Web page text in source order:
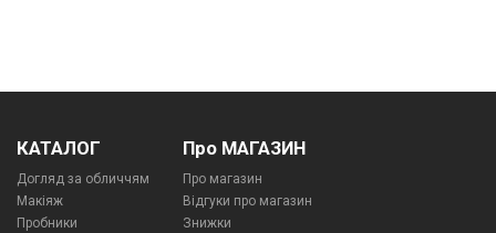
КАТАЛОГ
Догляд за обличчям
Макіяж
Пробники
Про МАГАЗИН
Про магазин
Відгуки про магазин
Знижки